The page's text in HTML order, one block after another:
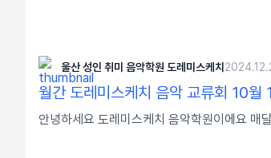
울산 성인 취미 음악학원 도레미스케치
월간 도레미스케치 음악 교류회 10월
안녕하세요 도레미스케치 음악학원이에요 매